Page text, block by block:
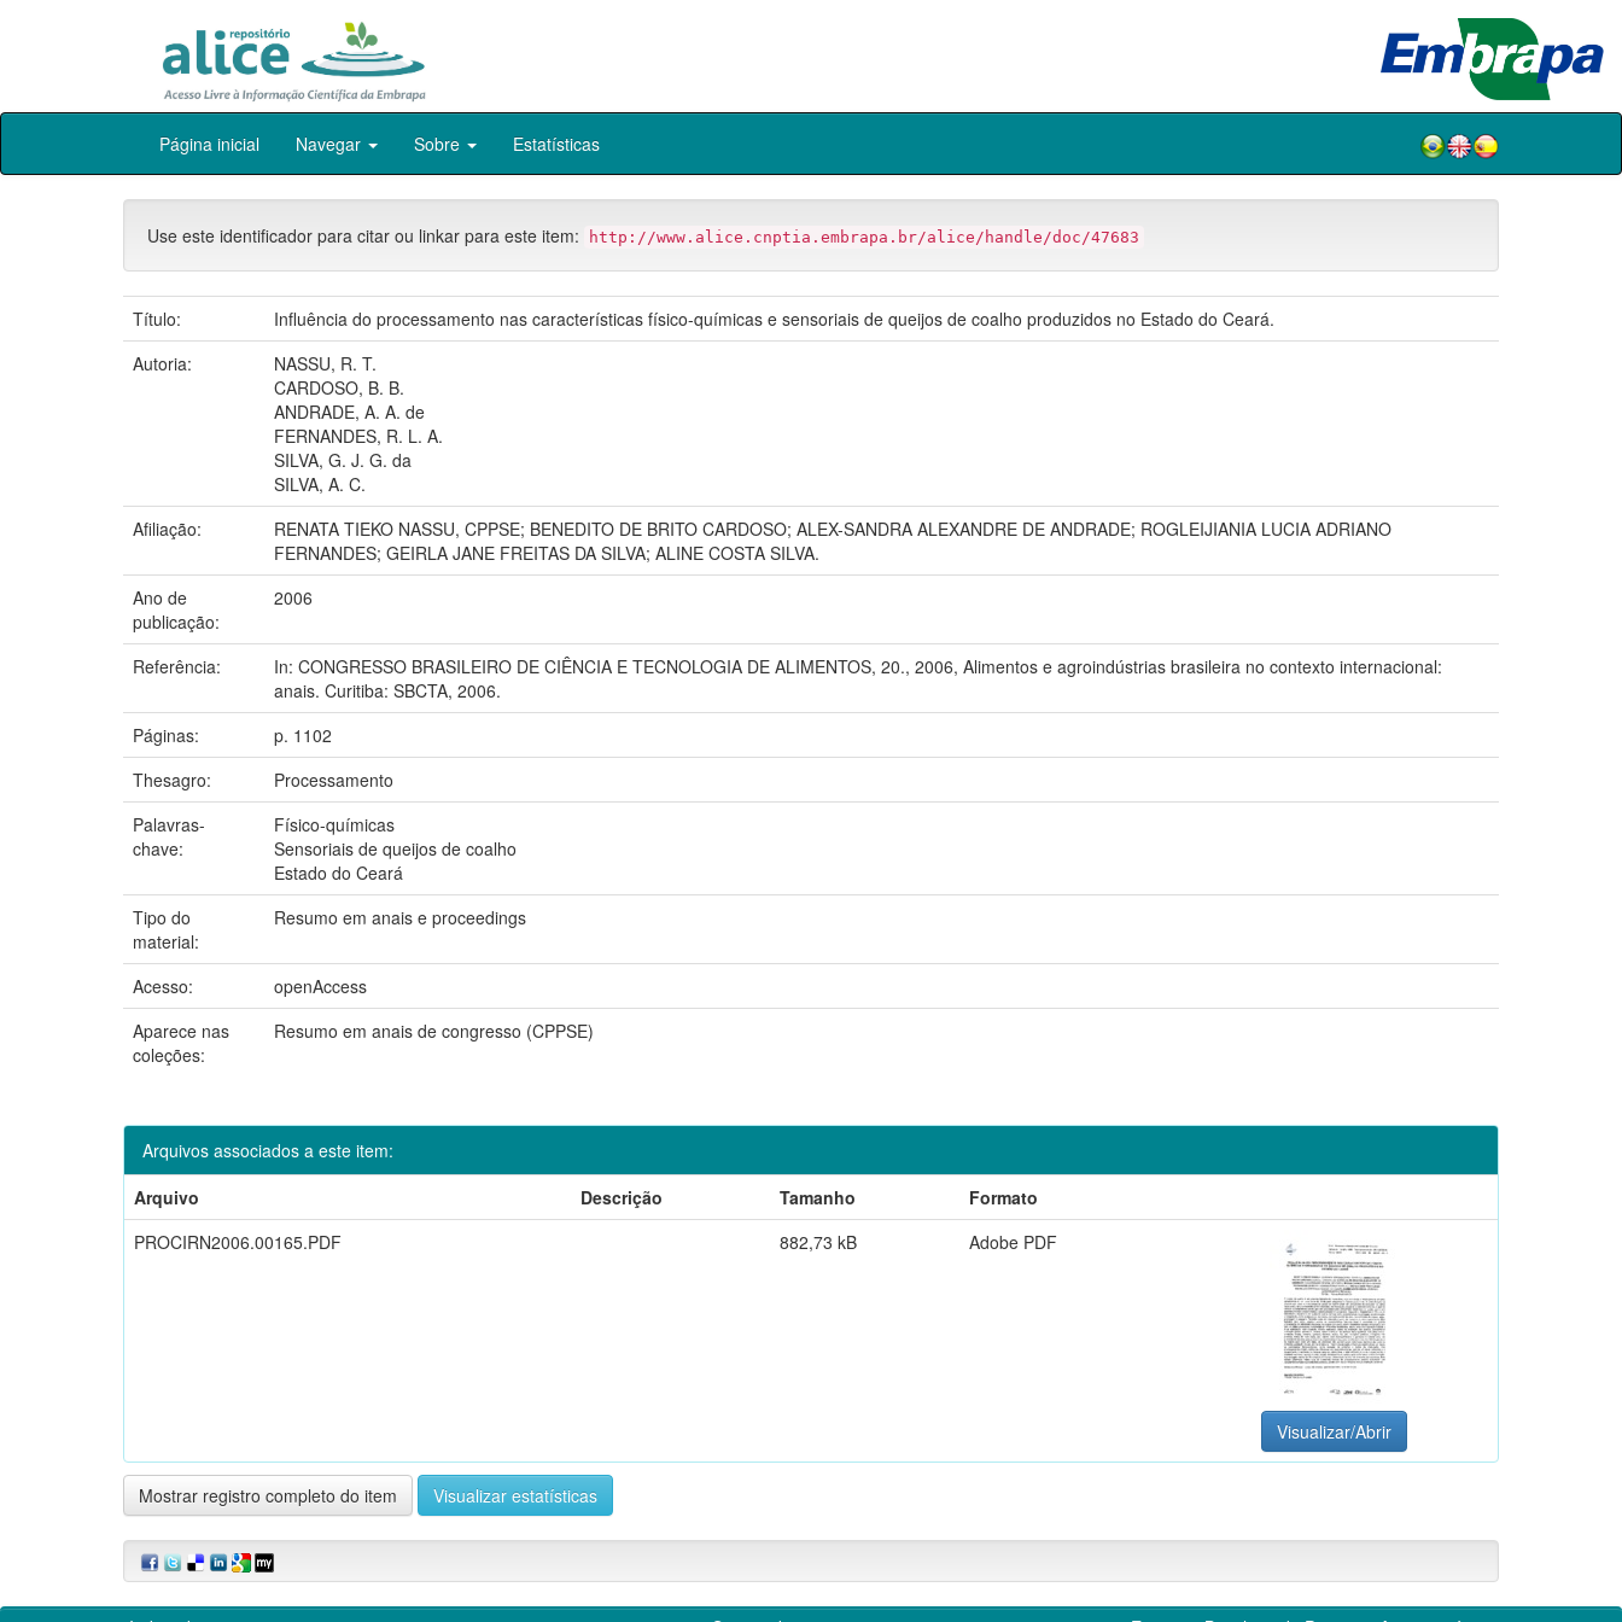
Skip
Página inicial Navegar Sobre Estatísticas
Use este identificador para citar ou linkar para este item: http://www.alice.cnptia.embrapa.br/alice/handle/doc/47683
Título:
Influência do processamento nas características físico-químicas e sensoriais de queijos de coalho produzidos no Estado do Ceará.
Autoria:
NASSU, R. T.
CARDOSO, B. B.
ANDRADE, A. A. de
FERNANDES, R. L. A.
SILVA, G. J. G. da
SILVA, A. C.
Afiliação:
RENATA TIEKO NASSU, CPPSE; BENEDITO DE BRITO CARDOSO; ALEX-SANDRA ALEXANDRE DE ANDRADE; ROGLEIJIANIA LUCIA ADRIANO
FERNANDES; GEIRLA JANE FREITAS DA SILVA; ALINE COSTA SILVA.
Ano de
publicação:
2006
Referência:
In: CONGRESSO BRASILEIRO DE CIÊNCIA E TECNOLOGIA DE ALIMENTOS, 20., 2006, Alimentos e agroindústrias brasileira no contexto internacional:
anais. Curitiba: SBCTA, 2006.
Páginas:
p. 1102
Thesagro:
Processamento
Palavras-
chave:
Físico-químicas
Sensoriais de queijos de coalho
Estado do Ceará
Tipo do
material:
Resumo em anais e proceedings
Acesso:
openAccess
Aparece nas
coleções:
Resumo em anais de congresso (CPPSE)
Arquivos associados a este item:
Arquivo
Descrição Tamanho
Formato
PROCIRN2006.00165.PDF
882,73 kB Adobe PDF
Visualizar/Abrir
Mostrar registro completo do item Visualizar estatísticas